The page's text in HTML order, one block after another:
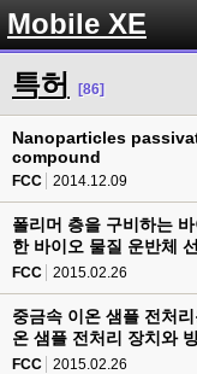
Mobile XE
특허 [86]
Nanoparticles
compound
FCC 2014.12.09
폴리머 층을 구비하는
한 바이오 물질 운반체
FCC 2015.02.26
중금속 이온 샘플 전처
온 샘플 전처리 장치와
FCC 2015.02.26